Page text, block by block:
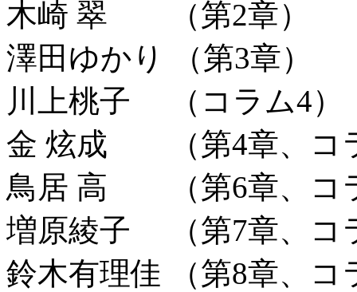
木崎 翠 （第2章）
澤田ゆかり （第3章）
川上桃子 （コラム4）
金 炫成 （第4章、コ
鳥居 高 （第6章、コ
増原綾子 （第7章、コ
鈴木有理佳 （第8章、コ